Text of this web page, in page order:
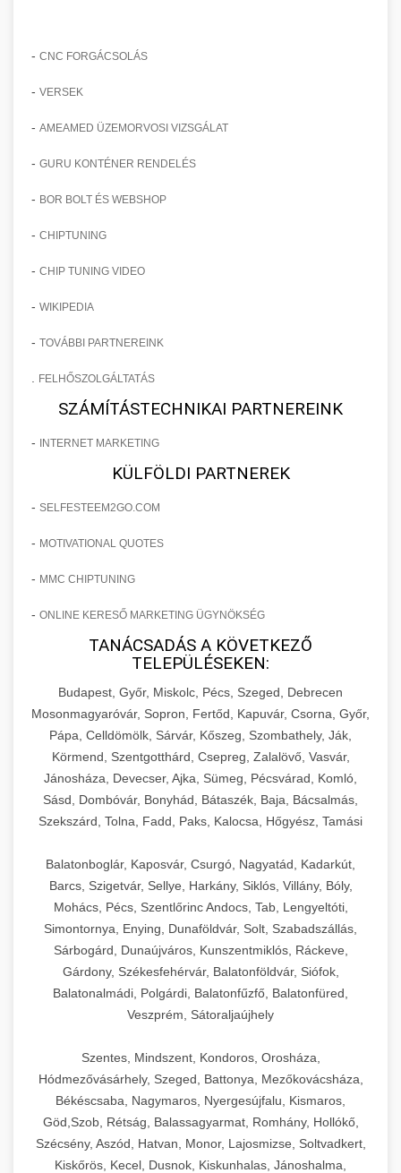
- CNC FORGÁCSOLÁS
- VERSEK
- AMEAMED ÜZEMORVOSI VIZSGÁLAT
- GURU KONTÉNER RENDELÉS
- BOR BOLT ÉS WEBSHOP
- CHIPTUNING
- CHIP TUNING VIDEO
- WIKIPEDIA
- TOVÁBBI PARTNEREINK
FELHŐSZOLGÁLTATÁS
SZÁMÍTÁSTECHNIKAI PARTNEREINK
- INTERNET MARKETING
KÜLFÖLDI PARTNEREK
- SELFESTEEM2GO.COM
- MOTIVATIONAL QUOTES
- MMC CHIPTUNING
- ONLINE KERESŐ MARKETING ÜGYNÖKSÉG
TANÁCSADÁS A KÖVETKEZŐ
TELEPÜLÉSEKEN:
Budapest, Győr, Miskolc, Pécs, Szeged, Debrecen
Mosonmagyaróvár, Sopron, Fertőd, Kapuvár, Csorna, Győr,
Pápa, Celldömölk, Sárvár, Kőszeg, Szombathely, Ják,
Körmend, Szentgotthárd, Csepreg, Zalalövő, Vasvár,
Jánosháza, Devecser, Ajka, Sümeg, Pécsvárad, Komló,
Sásd, Dombóvár, Bonyhád, Bátaszék, Baja, Bácsalmás,
Szekszárd, Tolna, Fadd, Paks, Kalocsa, Hőgyész, Tamási
Balatonboglár, Kaposvár, Csurgó, Nagyatád, Kadarkút,
Barcs, Szigetvár, Sellye, Harkány, Siklós, Villány, Bóly,
Mohács, Pécs, Szentlőrinc Andocs, Tab, Lengyeltóti,
Simontornya, Enying, Dunaföldvár, Solt, Szabadszállás,
Sárbogárd, Dunaújváros, Kunszentmiklós, Ráckeve,
Gárdony, Székesfehérvár, Balatonföldvár, Siófok,
Balatonalmádi, Polgárdi, Balatonfűzfő, Balatonfüred,
Veszprém, Sátoraljaújhely
Szentes, Mindszent, Kondoros, Orosháza,
Hódmezővásárhely, Szeged, Battonya, Mezőkovácsháza,
Békéscsaba, Nagymaros, Nyergesújfalu, Kismaros,
Göd,Szob, Rétság, Balassagyarmat, Romhány, Hollókő,
Szécsény, Aszód, Hatvan, Monor, Lajosmizse, Soltvadkert,
Kiskőrös, Kecel, Dusnok, Kiskunhalas, Jánoshalma,